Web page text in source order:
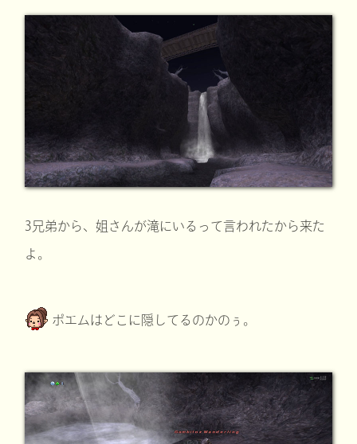
3兄弟から、姐さんが滝にいるって言われたから来た
よ。
ポエムはどこに隠してるのかのぅ。